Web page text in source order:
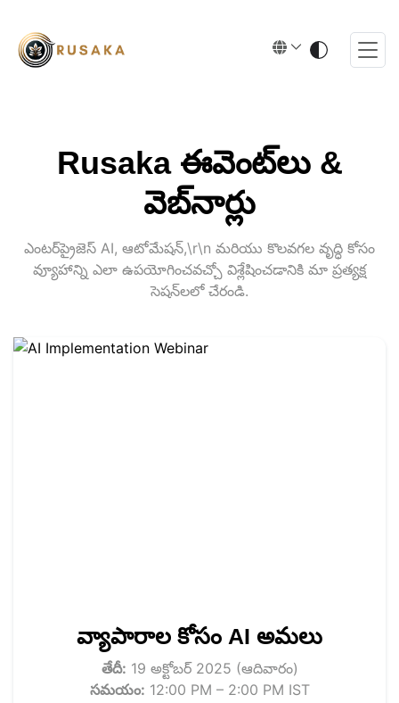
Rusaka ఈవెంట్‌లు &
వెబ్‌నార్లు
ఎంటర్‌ప్రైజెస్ AI, ఆటోమేషన్,\r\n మరియు కొలవగల వృద్ధి కోసం
వ్యూహాన్ని ఎలా ఉపయోగించవచ్చో విశ్లేషించడానికి మా ప్రత్యక్ష
సెషన్‌లలో చేరండి.
వ్యాపారాల కోసం AI అమలు
తేదీ: 19 అక్టోబర్ 2025 (ఆదివారం)
సమయం: 12:00 PM – 2:00 PM IST